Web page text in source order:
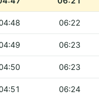
06:22
06:23
06:23
06:24